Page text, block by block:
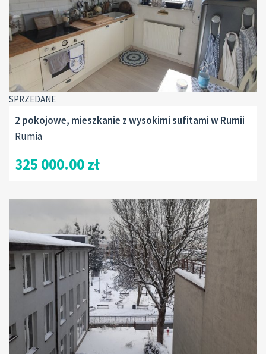
SPRZEDANE
2 pokojowe, mieszkanie z wysokimi sufitami w Rumii
Rumia
325 000.00 zł